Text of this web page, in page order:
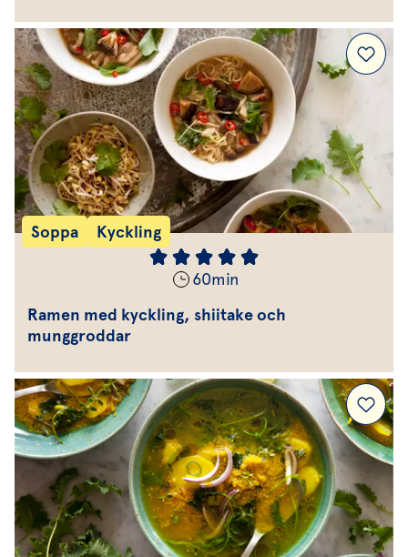
Soppa Kyckling
60min
Ramen med kyckling, shiitake och
munggroddar